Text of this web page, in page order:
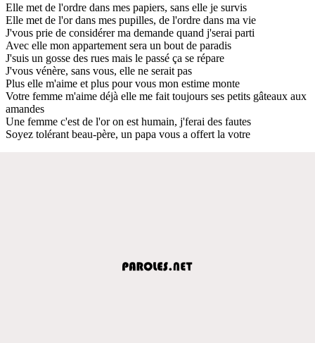
Elle met de l'ordre dans mes papiers, sans elle je survis
Elle met de l'or dans mes pupilles, de l'ordre dans ma vie
J'vous prie de considérer ma demande quand j'serai parti
Avec elle mon appartement sera un bout de paradis
J'suis un gosse des rues mais le passé ça se répare
J'vous vénère, sans vous, elle ne serait pas
Plus elle m'aime et plus pour vous mon estime monte
Votre femme m'aime déjà elle me fait toujours ses petits gâteaux aux
amandes
Une femme c'est de l'or on est humain, j'ferai des fautes
Soyez tolérant beau-père, un papa vous a offert la votre